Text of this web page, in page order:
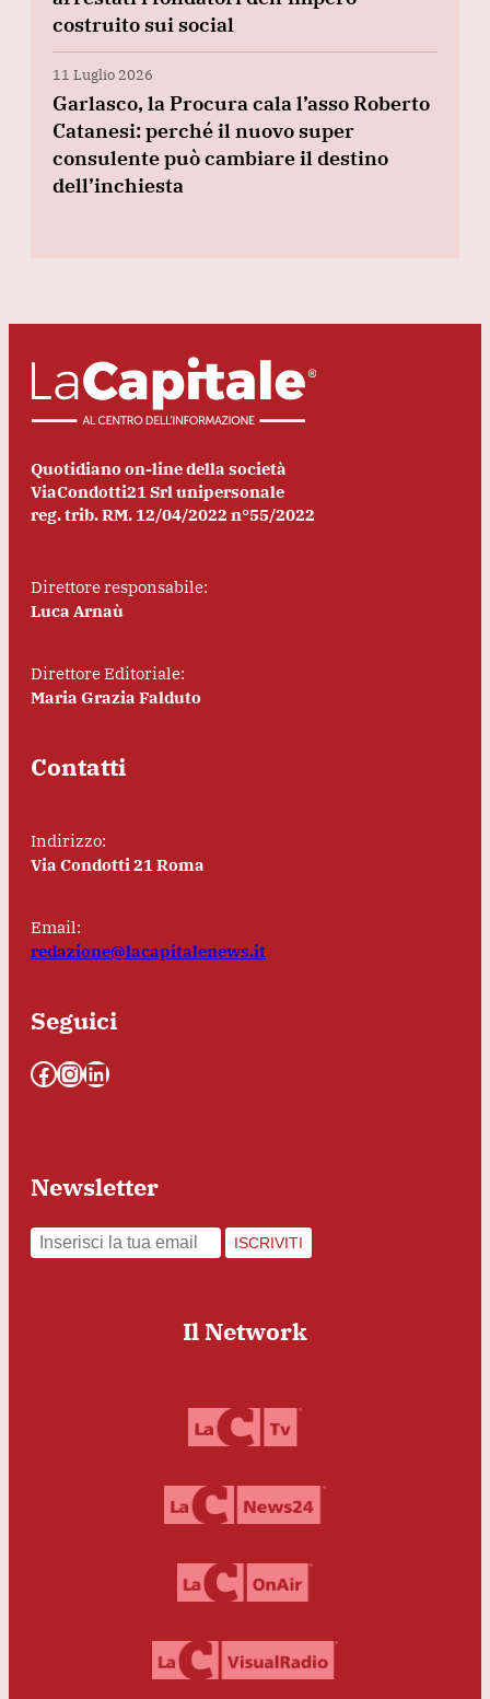
costruito sui social
11 Luglio 2026
Garlasco, la Procura cala l’asso Roberto
Catanesi: perché il nuovo super
consulente può cambiare il destino
dell’inchiesta
Quotidiano on-line della società
ViaCondotti21 Srl unipersonale
reg. trib. RM. 12/04/2022 n°55/2022
Direttore responsabile:
Luca Arnaù
Direttore Editoriale:
Maria Grazia Falduto
Contatti
Indirizzo:
Via Condotti 21 Roma
Email:
redazione@lacapitalenews.it
Seguici
Facebook InstagramLinkedIn
Newsletter
ISCRIVITI
Il Network